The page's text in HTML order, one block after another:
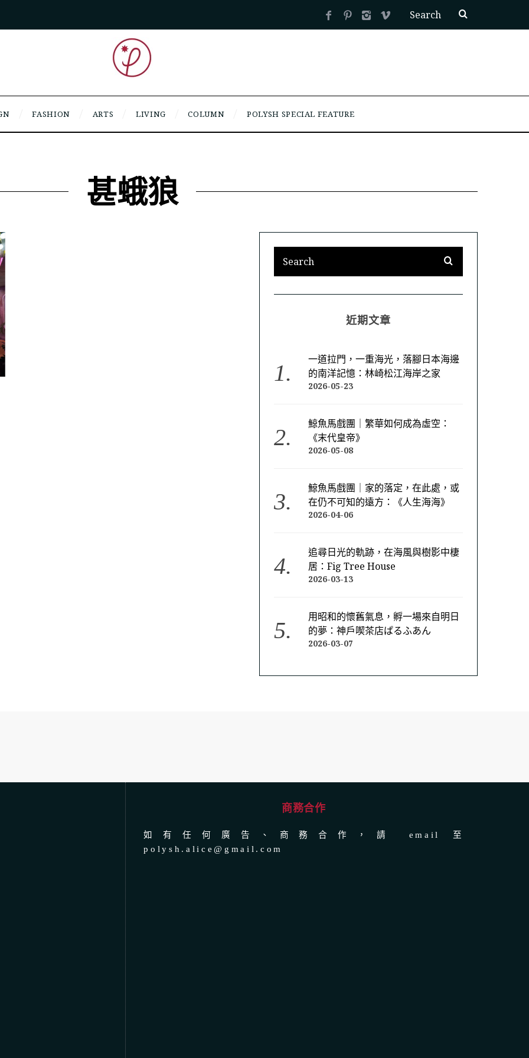
FASHION ARTS LIVING COLUMN POLYSH SPECIAL FEATURE
甚蛾狼
近期文章
一道拉門，一重海光，落腳日本海邊
的南洋記憶：林崎松江海岸之家
2026-05-23
鯨魚馬戲團｜繁華如何成為虛空：
《末代皇帝》
2026-05-08
鯨魚馬戲團｜家的落定，在此處，或
在仍不可知的遠方：《人生海海》
2026-04-06
追尋日光的軌跡，在海風與樹影中棲
居：Fig Tree House
2026-03-13
用昭和的懷舊氣息，孵一場來自明日
的夢：神戶喫茶店ぱるふあん
2026-03-07
商務合作
如有任何廣告、商務合作，請 email 至
polysh.alice@gmail.com